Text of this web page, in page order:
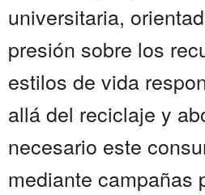
universitaria,
presión sobre los
estilos de vida
allá del reciclaje y
necesario este
mediante campañas